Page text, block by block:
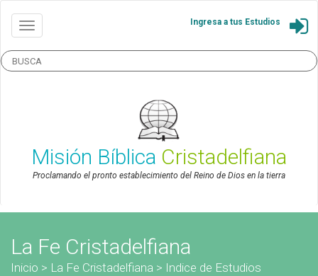
Ingresa a tus Estudios
Misión Bíblica Cristadelfiana
Proclamando el pronto establecimiento del Reino de Dios en la tierra
La Fe Cristadelfiana
Inicio > La Fe Cristadelfiana > Indice de Estudios